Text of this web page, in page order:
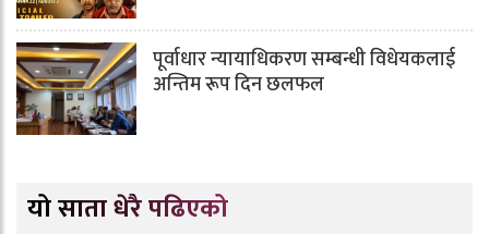
पूर्वाधार न्यायाधिकरण सम्बन्धी विधेयकलाई
अन्तिम रूप दिन छलफल
यो साता धेरै पढिएको